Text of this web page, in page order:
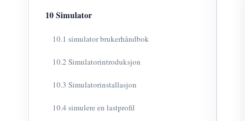
10 Simulator
10.1 simulator brukerhåndbok
10.2 Simulatorintroduksjon
10.3 Simulatorinstallasjon
10.4 simulere en lastprofil